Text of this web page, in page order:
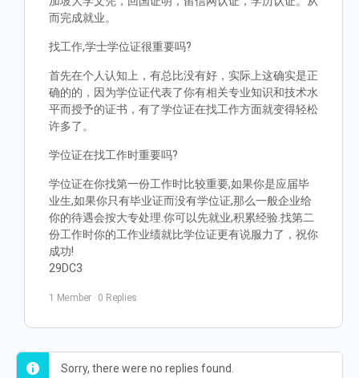
而完成就业。
找工作,学士学位证很重要吗?
首先在个人认知上，有总比没有好，实际上这确实是正
确的的，因为学位证代表了你有相关专业知识和技术水
平而授予的证书，有了学位证在找工作方面就变得轻松
许多了。
学位证在找工作时重要吗?
学位证在你找第一份工作时比较重要,如果你是应届毕
业生,如果你只有毕业证而没有学位证,那么一般企业给
你的待遇会按大专处理.你可以先就业,积累经验.找第二
份工作时你的工作业绩就比学位证更有说服力了，祝你
成功!
29DC3
1 Member · 0 Replies
Sorry, there were no replies found.